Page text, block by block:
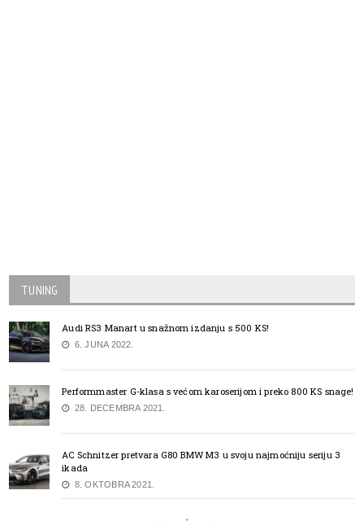
TUNING
Audi RS3 Manart u snažnom izdanju s 500 KS!
6. JUNA 2022.
Performmaster G-klasa s većom karoserijom i preko 800 KS snage!
28. DECEMBRA 2021.
AC Schnitzer pretvara G80 BMW M3 u svoju najmoćniju seriju 3
ikada
8. OKTOBRA 2021.